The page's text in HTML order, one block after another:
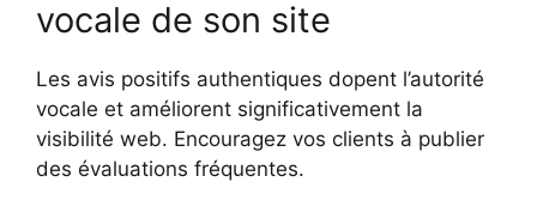
vocale de son site
Les avis positifs authentiques dopent l’autorité
vocale et améliorent significativement la
visibilité web. Encouragez vos clients à publier
des évaluations fréquentes.